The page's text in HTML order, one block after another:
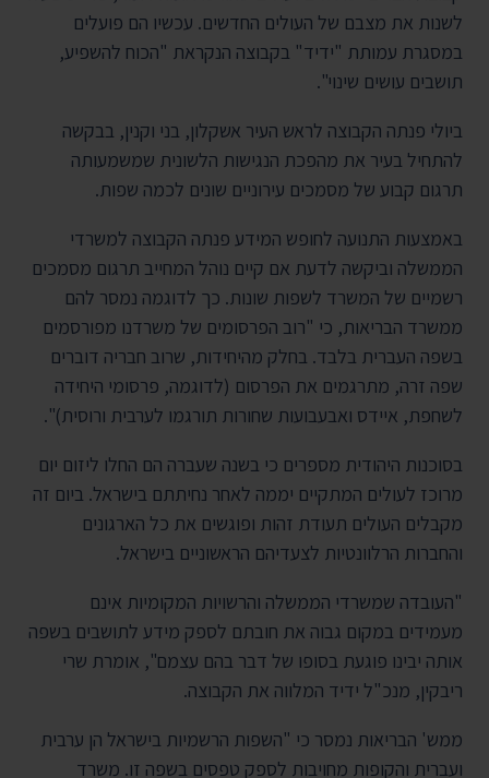
לשנות את מצבם של העולים החדשים. עכשיו הם פועלים
במסגרת עמותת "ידיד" בקבוצה הנקראת "הכוח להשפיע,
תושבים עושים שינוי".
ביולי פנתה הקבוצה לראש העיר אשקלון, בני וקנין, בבקשה
להתחיל בעיר את מהפכת הנגישות הלשונית שמשמעותה
תרגום קבוע של מסמכים עירוניים שונים לכמה שפות.
באמצעות התנועה לחופש המידע פנתה הקבוצה למשרדי
הממשלה וביקשה לדעת אם קיים נוהל המחייב תרגום מסמכים
רשמיים של המשרד לשפות שונות. כך לדוגמה נמסר להם
ממשרד הבריאות, כי "רוב הפרסומים של משרדנו מפורסמים
בשפה העברית בלבד. בחלק מהיחידות, שרוב חבריה דוברים
שפה זרה, מתרגמים את הפרסום (לדוגמה, פרסומי היחידה
לשחפת, איידס ואבעבועות שחורות תורגמו לערבית ורוסית)".
בסוכנות היהודית מספרים כי בשנה שעברה הם החלו ליזום יום
מרוכז לעולים המתקיים יממה לאחר נחיתתם בישראל. ביום זה
מקבלים העולים תעודת זהות ופוגשים את כל הארגונים
והחברות הרלוונטיות לצעדיהם הראשוניים בישראל.
"העובדה שמשרדי הממשלה והרשויות המקומיות אינם
מעמידים במקום גבוה את חובתם לספק מידע לתושבים בשפה
אותה יבינו פוגעת בסופו של דבר בהם עצמם", אומרת שרי
ריבקין, מנכ"ל ידיד המלווה את הקבוצה.
ממש' הבריאות נמסר כי "השפות הרשמיות בישראל הן ערבית
ועברית והקופות מחויבות לספק טפסים בשפה זו. משרד